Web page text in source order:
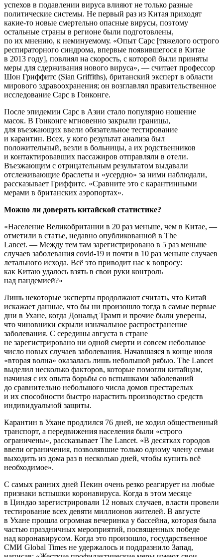
успехов в подавлении вируса влияют не только разные
политические системы. Не первый раз из Китая приходят
какие-то новые смертельно опасные вирусы, поэтому
остальные страны в регионе были подготовлены,
по их мнению, к неминуемому. «Опыт Сарс [тяжелого острого
респираторного синдрома, впервые появившегося в Китае
в 2013 году], повлиял на скорость, с которой были приняты
меры для сдерживания нового вируса», — считает профессор
Шон Гриффитс (Sian Griffiths), британский эксперт в области
мирового здравоохранения; он возглавлял правительственное
исследование Сарс в Гонконге.
После эпидемии Сарс в Азии стало популярно ношение
масок. В Гонконге мгновенно закрыли границы,
для въезжающих ввели обязательное тестирование
и карантин. Всех, у кого результат анализа был
положительный, везли в больницы, а их родственников
и контактировавших пассажиров отправляли в отели.
Въезжающим с отрицательным результатом выдавали
отслеживающие браслеты и «усердно» за ними наблюдали,
рассказывает Гриффитс. «Сравните это с карантинными
мерами в британских аэропортах».
Можно ли доверять китайской статистике?
«Население Великобритании в 20 раз меньше, чем в Китае, —
отметили в статье, недавно опубликованной в The
Lancet. — Между тем там зарегистрировано в 5 раз меньше
случаев заболевания covid-19 и почти в 10 раз меньше случаев
летального исхода. Всё это приводит нас к вопросу:
как Китаю удалось взять в свои руки контроль
над пандемией?»
Лишь некоторые эксперты продолжают считать, что Китай
искажает данные, что бы ни произошло тогда в самые первые
дни в Ухане, когда Дональд Трамп и прочие были уверены,
что чиновники скрыли изначальное распространение
заболевания. С середины августа в стране
не зарегистрировано ни одной смерти и совсем небольшое
число новых случаев заболевания. Начавшаяся в конце июля
«вторая волна» оказалась лишь небольшой рябью. The Lancet
выделил несколько факторов, которые помогли китайцам,
начиная с их опыта борьбы со вспышками заболеваний
до сравнительно небольшого числа домов престарелых
и их способности быстро нарастить производство средств
индивидуальной защиты.
Карантин в Ухане продлился 76 дней, не ходил общественный
транспорт, а передвижения населения были «строго
ограничены», рассказывает The Lancet. «В десятках городов
ввели ограничения, позволявшие только одному члену семьи
выходить из дома раз в несколько дней, чтобы купить всё
необходимое».
С самых ранних дней Пекин очень резко реагирует на любые
признаки вспышки коронавируса. Когда в этом месяце
в Циндао зарегистрировали 12 новых случаев, власти провели
тестирование всех девяти миллионов жителей. В августе
в Ухане прошла огромная вечеринка у бассейна, которая была
частью праздничных мероприятий, посвященных победе
над коронавирусом. Когда это произошло, государственное
СМИ Global Times не удержалось и поддразнило Запад,